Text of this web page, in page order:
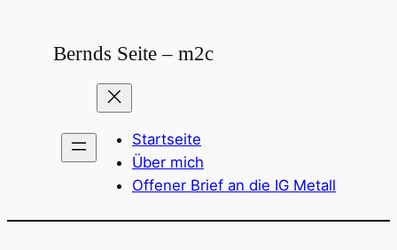
springenBernds Seite – m2c
Startseite
Über mich
Offener Brief an die IG Metall